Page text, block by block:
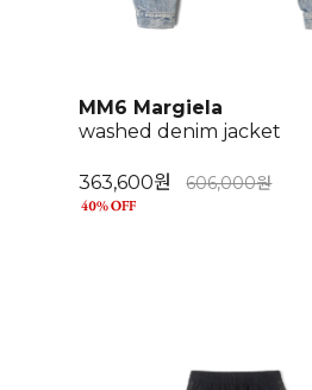
MM6 Margiela
washed denim jacket
363,600원 606,000원